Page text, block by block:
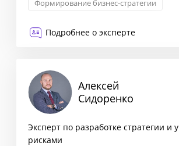
Формирование бизнес-стратегии
Подробнее о эксперте
Алексей
Сидоренко
Эксперт по разработке стратегии и
рисками